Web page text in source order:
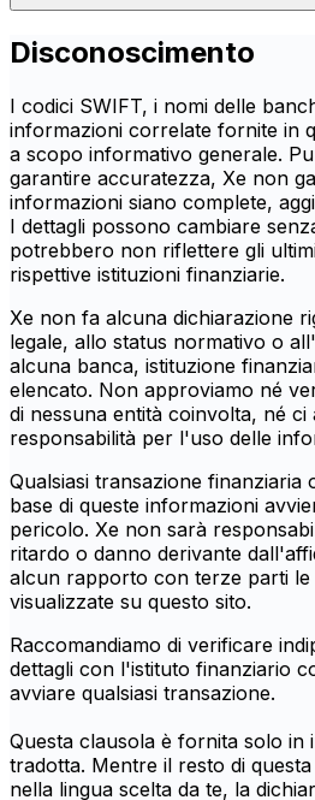
Disconoscimento
I codici SWIFT, i nomi delle
informazioni correlate fornite in
a scopo informativo generale.
garantire accuratezza, Xe non
informazioni siano complete,
I dettagli possono cambiare
potrebbero non riflettere gli
rispettive istituzioni finanziarie.
Xe non fa alcuna dichiarazione
legale, allo status normativo o
alcuna banca, istituzione
elencato. Non approviamo né
di nessuna entità coinvolta, né ci
responsabilità per l'uso delle
Qualsiasi transazione finanziaria
base di queste informazioni
pericolo. Xe non sarà
ritardo o danno derivante
alcun rapporto con terze parti
visualizzate su questo sito.
Raccomandiamo di verificare
dettagli con l'istituto finanziario
avviare qualsiasi transazione.
Questa clausola è fornita solo in
tradotta. Mentre il resto di
nella lingua scelta da te, la